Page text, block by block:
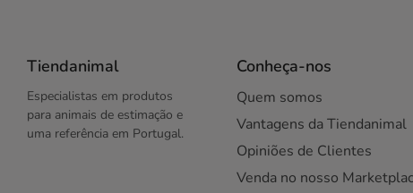
Tiendanimal
Especialistas em produtos
para animais de estimação e
uma referência em Portugal.
Conheça-nos
Quem somos
Vantagens da Tiendanimal
Opiniões de Clientes
Venda no nosso